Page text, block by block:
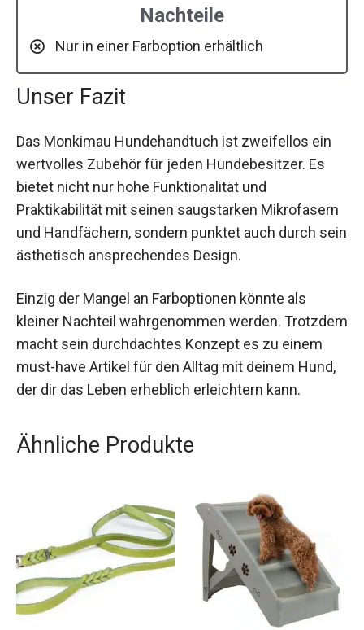
Nachteile
Nur in einer Farboption erhältlich
Unser Fazit
Das Monkimau Hundehandtuch ist zweifellos ein
wertvolles Zubehör für jeden Hundebesitzer. Es
bietet nicht nur hohe Funktionalität und
Praktikabilität mit seinen saugstarken Mikrofasern
und Handfächern, sondern punktet auch durch sein
ästhetisch ansprechendes Design.
Einzig der Mangel an Farboptionen könnte als
kleiner Nachteil wahrgenommen werden. Trotzdem
macht sein durchdachtes Konzept es zu einem
must-have Artikel für den Alltag mit deinem Hund,
der dir das Leben erheblich erleichtern kann.
Ähnliche Produkte